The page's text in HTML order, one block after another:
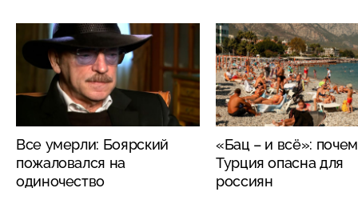
Все умерли: Боярский
пожаловался на
одиночество
«Бац – и всё»:
Турция опасна для
россиян